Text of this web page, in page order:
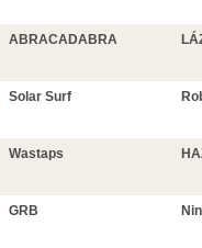
ABRACADABRA
Solar Surf
Wastaps
GRB